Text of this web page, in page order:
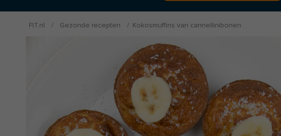
FIT.nl / Gezonde recepten / Kokosmuffins van cannellinibonen